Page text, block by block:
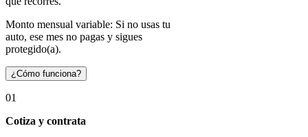
Monto mensual variable: Si no usas tu
auto, ese mes no pagas y sigues
protegido(a).
¿Cómo funciona?
01
Cotiza y contrata